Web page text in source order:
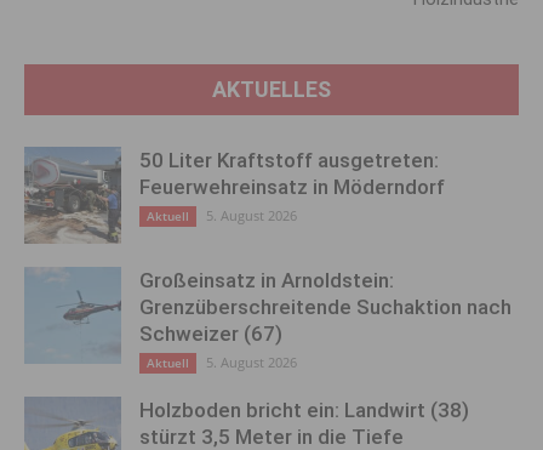
AKTUELLES
50 Liter Kraftstoff ausgetreten:
Feuerwehreinsatz in Möderndorf
Aktuell 5. August 2026
Großeinsatz in Arnoldstein:
Grenzüberschreitende Suchaktion nach
Schweizer (67)
Aktuell 5. August 2026
Holzboden bricht ein: Landwirt (38)
stürzt 3,5 Meter in die Tiefe